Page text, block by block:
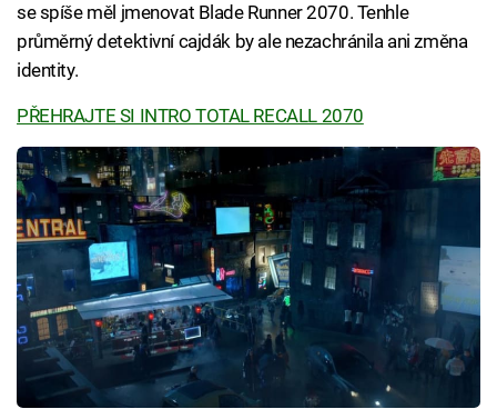
se spíše měl jmenovat Blade Runner 2070. Tenhle
průměrný detektivní cajdák by ale nezachránila ani změna
identity.
PŘEHRAJTE SI INTRO TOTAL RECALL 2070